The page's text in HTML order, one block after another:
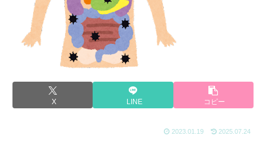
X LINE コピー
2023.01.19 2025.07.24